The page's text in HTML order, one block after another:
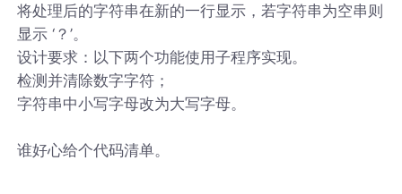
将处理后的字符串在新的一行显示，若字符串为空串则
显示 ‘？’。
设计要求：以下两个功能使用子程序实现。
检测并清除数字字符；
字符串中小写字母改为大写字母。
谁好心给个代码清单。